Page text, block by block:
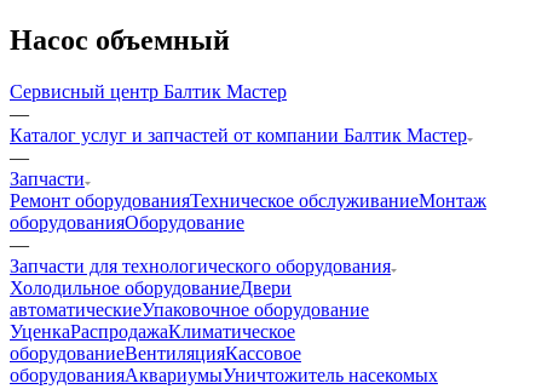
Насос объемный
Сервисный центр Балтик Мастер
—
Каталог услуг и запчастей от компании Балтик Мастер
—
Запчасти
Ремонт оборудованияТехническое обслуживаниеМонтаж
оборудованияОборудование
—
Запчасти для технологического оборудования
Холодильное оборудованиеДвери
автоматическиеУпаковочное оборудование
УценкаРаспродажаКлиматическое
оборудованиеВентиляцияКассовое
оборудованияАквариумыУничтожитель насекомых